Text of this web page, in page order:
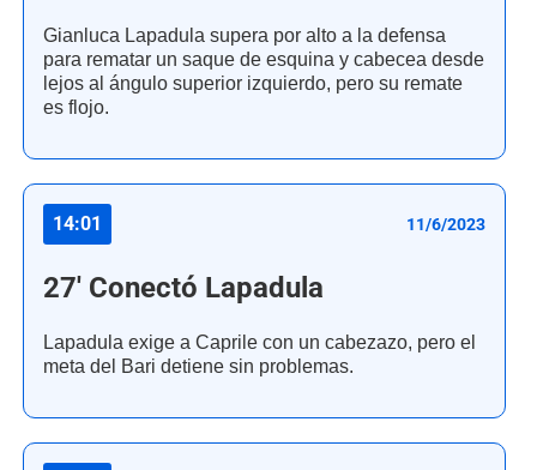
Gianluca Lapadula supera por alto a la defensa
para rematar un saque de esquina y cabecea desde
lejos al ángulo superior izquierdo, pero su remate
es flojo.
14:01 11/6/2023
27' Conectó Lapadula
Lapadula exige a Caprile con un cabezazo, pero el
meta del Bari detiene sin problemas.